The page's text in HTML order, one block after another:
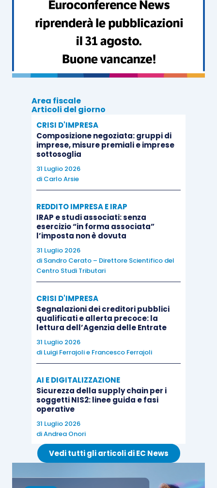
con riferimento alperiodo di imposta 2017
necessario far riferimento alle annualità dal
2012
2016
: una società è pertanto qualificata in
perdita sistematicanel 2017 se in tutti gli anni
2012, 2013, 2014, 2015 e 2016 ha dichiarato una
perdita fiscale, o ha dichiarato una perdita
dichiarato unreddito inferiore a quello minimo
presunto, come sopra determinato.
Non è invece qualificata comesocietà in perdita
sistematicase in tre anni del periodo di
osservazione ha dichiarato una perdita fiscale (ad
Una società qualificata inperdita sistematica
esclusioneodi disapplicazione:
valore della produzione minimo previsto
per le società di comodo, compilando
l’apposita sezione delquadro RS
modello Redditi SC 2018
a RS 125) e la Sezione III del quadro IS del
deve applicare unamaggiorazione Ires
del 10,5%se trattasi di società di capitali,
con compilazione dell’apposito
del modello Redditi SC 2018;
non può utilizzare incompensazione
orizzontaleochiedere il rimborsodel
Area fiscale
Articoli del giorno
CRISI D'IMPRESA
Composizione negoziata: gruppi di
imprese, misure premiali e imprese
sottosoglia
31 Luglio 2026
di Carlo Arsie
REDDITO IMPRESA E IRAP
IRAP e studi associati: senza
esercizio “in forma associata”
l’imposta non è dovuta
31 Luglio 2026
di Sandro Cerato – Direttore Scientifico del
Centro Studi Tributari
CRISI D'IMPRESA
Segnalazioni dei creditori pubblici
qualificati e allerta precoce: la
lettura dell’Agenzia delle Entrate
31 Luglio 2026
di Luigi Ferrajolie Francesco Ferrajoli
AI E DIGITALIZZAZIONE
Sicurezza della supply chain per i
soggetti NIS2: linee guida e fasi
operative
31 Luglio 2026
diAndrea Onori
Vedi tutti gli articoli di EC News